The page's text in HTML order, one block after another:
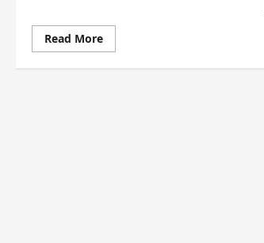
Read MoreRead
more
Produktionsprozesse